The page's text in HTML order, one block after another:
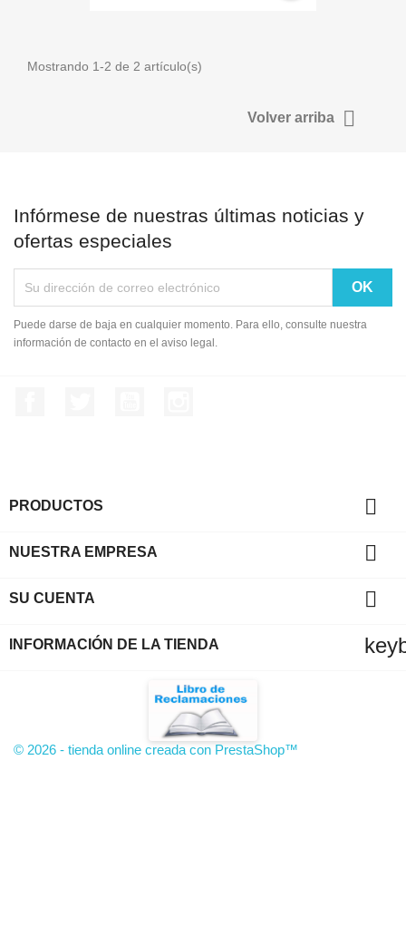
Mostrando 1-2 de 2 artículo(s)
Volver arriba 
Infórmese de nuestras últimas noticias y
ofertas especiales
Puede darse de baja en cualquier momento. Para ello, consulte nuestra
información de contacto en el aviso legal.
PRODUCTOS 
NUESTRA EMPRESA 
SU CUENTA 
INFORMACIÓN DE LA TIENDA
© 2026 - tienda online creada con PrestaShop™
Iniciar